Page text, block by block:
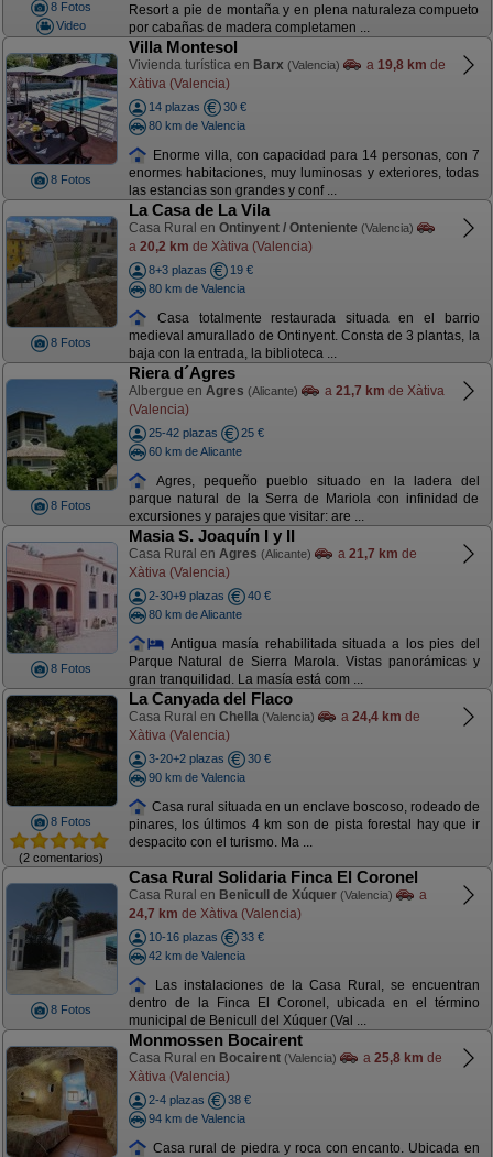
8 Fotos
Video
Resort a pie de montaña y en plena naturaleza compueto
por cabañas de madera completamen ...
8 Fotos
Villa Montesol
Vivienda turística en Barx (Valencia) a 19,8 km de
Xàtiva (Valencia)
14 plazas
30 €
80 km de Valencia
Enorme villa, con capacidad para 14 personas, con 7
enormes habitaciones, muy luminosas y exteriores, todas
las estancias son grandes y conf ...
8 Fotos
La Casa de La Vila
Casa Rural en Ontinyent / Onteniente (Valencia)
a 20,2 km de Xàtiva (Valencia)
8+3 plazas
19 €
80 km de Valencia
Casa totalmente restaurada situada en el barrio
medieval amurallado de Ontinyent. Consta de 3 plantas, la
baja con la entrada, la biblioteca ...
8 Fotos
Riera d´Agres
Albergue en Agres (Alicante) a 21,7 km de Xàtiva
(Valencia)
25-42 plazas
25 €
60 km de Alicante
Agres, pequeño pueblo situado en la ladera del
parque natural de la Serra de Mariola con infinidad de
excursiones y parajes que visitar: are ...
8 Fotos
Masia S. Joaquín I y II
Casa Rural en Agres (Alicante) a 21,7 km de
Xàtiva (Valencia)
2-30+9 plazas
40 €
80 km de Alicante
Antigua masía rehabilitada situada a los pies del
Parque Natural de Sierra Marola. Vistas panorámicas y
gran tranquilidad. La masía está com ...
8 Fotos
(2 comentarios)
La Canyada del Flaco
Casa Rural en Chella (Valencia) a 24,4 km de
Xàtiva (Valencia)
3-20+2 plazas
30 €
90 km de Valencia
Casa rural situada en un enclave boscoso, rodeado de
pinares, los últimos 4 km son de pista forestal hay que ir
despacito con el turismo. Ma ...
8 Fotos
Casa Rural Solidaria Finca El Coronel
Casa Rural en Benicull de Xúquer (Valencia)
a
24,7 km de Xàtiva (Valencia)
10-16 plazas
33 €
42 km de Valencia
Las instalaciones de la Casa Rural, se encuentran
dentro de la Finca El Coronel, ubicada en el término
municipal de Benicull del Xúquer (Val ...
Monmossen Bocairent
Casa Rural en Bocairent (Valencia) a 25,8 km de
Xàtiva (Valencia)
2-4 plazas
38 €
94 km de Valencia
Casa rural de piedra y roca con encanto. Ubicada en